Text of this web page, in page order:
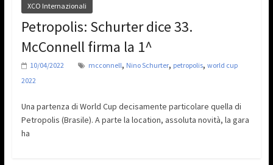
XCO Internazionali
Petropolis: Schurter dice 33.
McConnell firma la 1^
10/04/2022 mcconnell, Nino Schurter, petropolis, world cup
2022
Una partenza di World Cup decisamente particolare quella di
Petropolis (Brasile). A parte la location, assoluta novità, la gara
ha